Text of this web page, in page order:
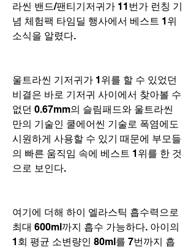
라씬 밴드/팬티기저귀가 11번가 런칭 기
념 체험팩 타임딜 행사에서 베스트 1위
소식을 알렸다.
울트라씬 기저귀가 1위를 할 수 있었던
비결은 바로 기저귀 사이에서 찾아볼 수
없던 0.67mm의 슬림패드와 울트라씬
만의 기술인 쿨에어씬 기술로 폭염에도
시원하게 사용할 수 있기 때문에 부모들
의 빠른 움직임 속에 베스트 1위를 한 것
으로 보인다.
여기에 더해 하이 엘라스틱 흡수력으로
최대 600ml까지 흡수 가능하다. 아이의
1회 평균 소변량인 80ml를 7번까지 흡